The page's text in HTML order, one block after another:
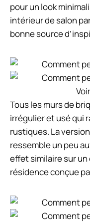
pour un look
intérieur de salon
bonne source
Tous les murs de
irrégulier et usé qui
rustiques. La
ressemble un peu
effet similaire sur un
résidence conçue